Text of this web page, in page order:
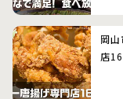
岡
店